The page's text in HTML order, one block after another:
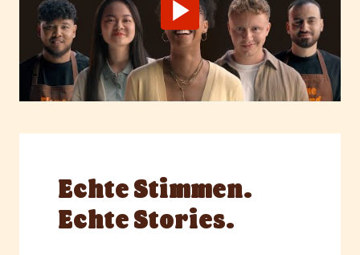
EchteStimmen.
Echte Stories.